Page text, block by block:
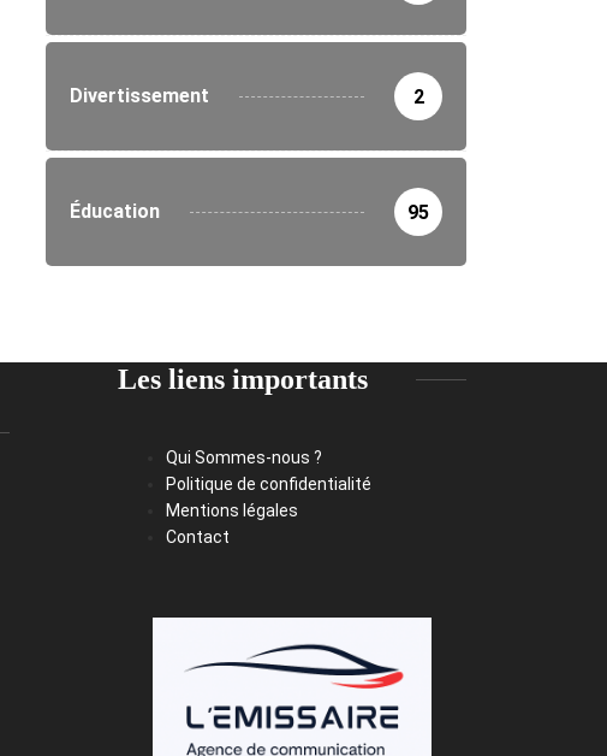
Divertissement 2
Éducation 95
Les liens importants
Qui Sommes-nous ?
Politique de confidentialité
Mentions légales
Contact